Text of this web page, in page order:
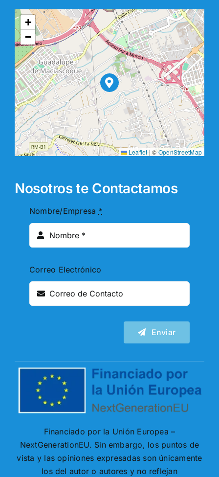
+
−
Leaflet |©OpenStreetMap
Nosotros te Contactamos
Nombre/Empresa *
Correo Electrónico
Enviar
Financiado por la Unión Europea –
NextGenerationEU. Sin embargo, los puntos de
vista y las opiniones expresadas son únicamente
los del autor o autores y no reflejan